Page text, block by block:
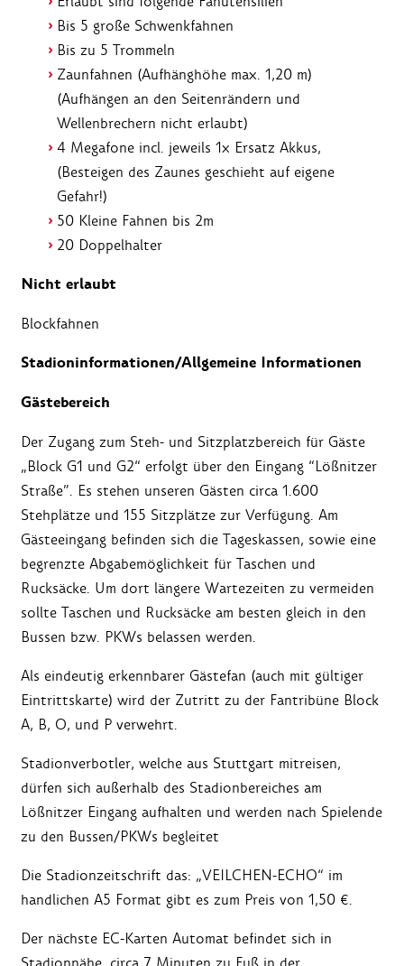
Bis 5 große Schwenkfahnen
Bis zu 5 Trommeln
Zaunfahnen (Aufhänghöhe max. 1,20 m)
(Aufhängen an den Seitenrändern und
Wellenbrechern nicht erlaubt)
4 Megafone incl. jeweils 1x Ersatz Akkus,
(Besteigen des Zaunes geschieht auf eigene
Gefahr!)
50 Kleine Fahnen bis 2m
20 Doppelhalter
Nicht erlaubt
Blockfahnen
Stadioninformationen/Allgemeine Informationen
Gästebereich
Der Zugang zum Steh- und Sitzplatzbereich für Gäste
„Block G1 und G2“ erfolgt über den Eingang “Lößnitzer
Straße”. Es stehen unseren Gästen circa 1.600
Stehplätze und 155 Sitzplätze zur Verfügung. Am
Gästeeingang befinden sich die Tageskassen, sowie eine
begrenzte Abgabemöglichkeit für Taschen und
Rucksäcke. Um dort längere Wartezeiten zu vermeiden
sollte Taschen und Rucksäcke am besten gleich in den
Bussen bzw. PKWs belassen werden.
Als eindeutig erkennbarer Gästefan (auch mit gültiger
Eintrittskarte) wird der Zutritt zu der Fantribüne Block
A, B, O, und P verwehrt.
Stadionverbotler, welche aus Stuttgart mitreisen,
dürfen sich außerhalb des Stadionbereiches am
Lößnitzer Eingang aufhalten und werden nach Spielende
zu den Bussen/PKWs begleitet
Die Stadionzeitschrift das: „VEILCHEN-ECHO“ im
handlichen A5 Format gibt es zum Preis von 1,50 €.
Der nächste EC-Karten Automat befindet sich in